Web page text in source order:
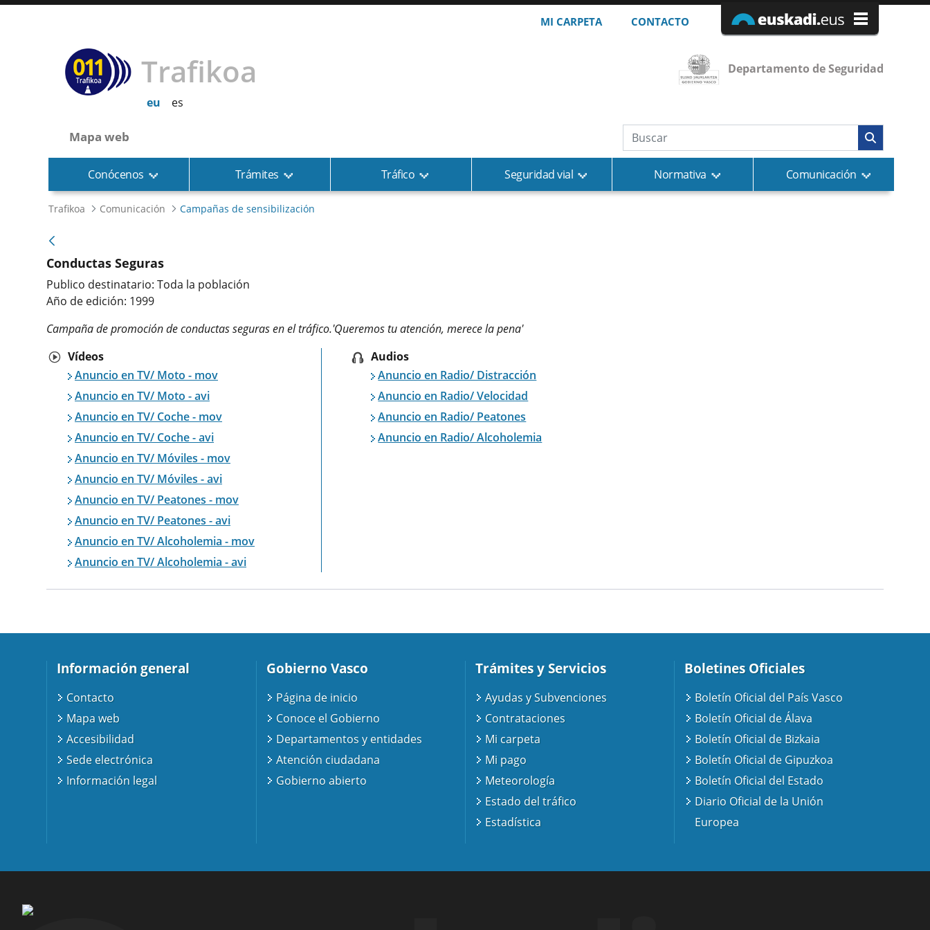
MI CARPETA CONTACTO
Trafikoa
eu es
Departamento de Seguridad
Mapa web Búsqueda web
Conócenos Trámites Tráfico Seguridad vial Normativa Comunicación
Trafikoa Comunicación Campañas de sensibilización
Conductas Seguras
Publico destinatario: Toda la población
Año de edición: 1999
Campaña de promoción de conductas seguras en el tráfico.'Queremos tu atención, merece la pena'
Vídeos
Anuncio en TV/ Moto - mov
Anuncio en TV/ Moto - avi
Anuncio en TV/ Coche - mov
Anuncio en TV/ Coche - avi
Anuncio en TV/ Móviles - mov
Anuncio en TV/ Móviles - avi
Anuncio en TV/ Peatones - mov
Anuncio en TV/ Peatones - avi
Anuncio en TV/ Alcoholemia - mov
Anuncio en TV/ Alcoholemia - avi
Audios
Anuncio en Radio/ Distracción
Anuncio en Radio/ Velocidad
Anuncio en Radio/ Peatones
Anuncio en Radio/ Alcoholemia
Información general
Contacto
Mapa web
Accesibilidad
Sede electrónica
Información legal
Gobierno Vasco
Página de inicio
Conoce el Gobierno
Departamentos y entidades
Atención ciudadana
Gobierno abierto
Trámites y Servicios
Ayudas y Subvenciones
Contrataciones
Mi carpeta
Mi pago
Meteorología
Estado del tráfico
Estadística
Boletines Oficiales
Boletín Oficial del País Vasco
Boletín Oficial de Álava
Boletín Oficial de Bizkaia
Boletín Oficial de Gipuzkoa
Boletín Oficial del Estado
Diario Oficial de la Unión
Europea